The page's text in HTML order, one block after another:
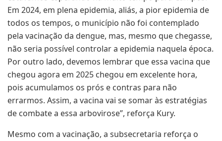
Em 2024, em plena epidemia, aliás, a pior epidemia de
todos os tempos, o município não foi contemplado
pela vacinação da dengue, mas, mesmo que chegasse,
não seria possível controlar a epidemia naquela época.
Por outro lado, devemos lembrar que essa vacina que
chegou agora em 2025 chegou em excelente hora,
pois acumulamos os prós e contras para não
errarmos. Assim, a vacina vai se somar às estratégias
de combate a essa arbovirose”, reforça Kury.
Mesmo com a vacinação, a subsecretaria reforça o